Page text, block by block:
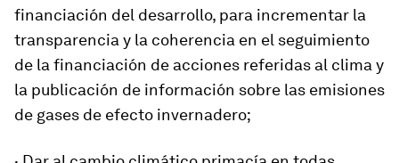
financiación del desarrollo, para incrementar la
transparencia y la coherencia en el seguimiento
de la financiación de acciones referidas al clima y
la publicación de información sobre las emisiones
de gases de efecto invernadero;